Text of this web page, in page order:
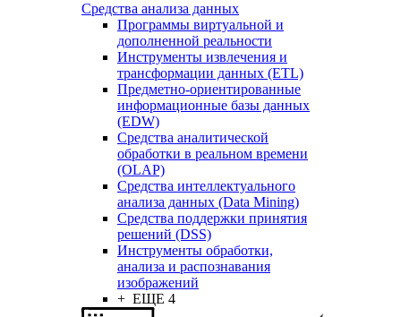
Средства анализа данных
Программы виртуальной и
дополненной реальности
Инструменты извлечения и
трансформации данных (ETL)
Предметно-ориентированные
информационные базы данных
(EDW)
Средства аналитической
обработки в реальном времени
(OLAP)
Средства интеллектуального
анализа данных (Data Mining)
Средства поддержки принятия
решений (DSS)
Инструменты обработки,
анализа и распознавания
изображений
+ ЕЩЕ 4